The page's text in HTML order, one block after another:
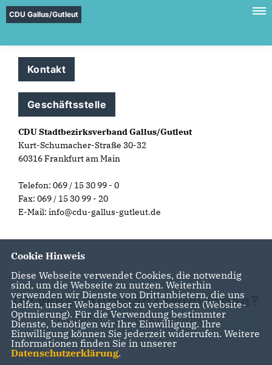
CDU Gallus/Gutleut
Kontakt
Geschäftsstelle
CDU Stadtbezirksverband Gallus/Gutleut
Kurt-Schumacher-Straße 30-32
60316 Frankfurt am Main
Telefon: 069 / 15 30 99 - 0
Fax: 069 / 15 30 99 - 20
E-Mail: info@cdu-gallus-gutleut.de
Du willst mitreden? Mitmachen?
Super! Kontaktier uns!
Cookie Hinweis
Diese Webseite verwendet Cookies, die notwendig
sind, um die Webseite zu nutzen. Weiterhin
verwenden wir Dienste von Drittanbietern, die uns
helfen, unser Webangebot zu verbessern (Website-
Optmierung). Für die Verwendung bestimmter
Dienste, benötigen wir Ihre Einwilligung. Ihre
Einwilligung können Sie jederzeit widerrufen. Weitere
Informationen finden Sie in unserer
Datenschutzerklärung.